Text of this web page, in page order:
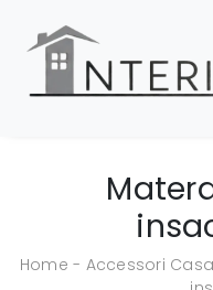
Home - Accessori Casa